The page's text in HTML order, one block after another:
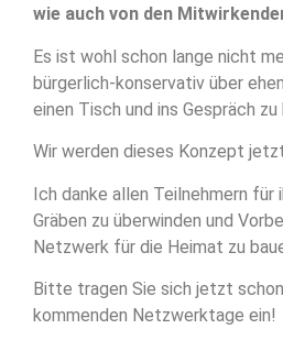
wie auch von den
Es ist wohl schon lange nicht
bürgerlich-konservativ über
einen Tisch und ins Gespräch
Wir werden dieses Konzept
Ich danke allen Teilnehmern
Gräben zu überwinden und
Netzwerk für die Heimat zu
Bitte tragen Sie sich jetzt
kommenden Netzwerktage ein!